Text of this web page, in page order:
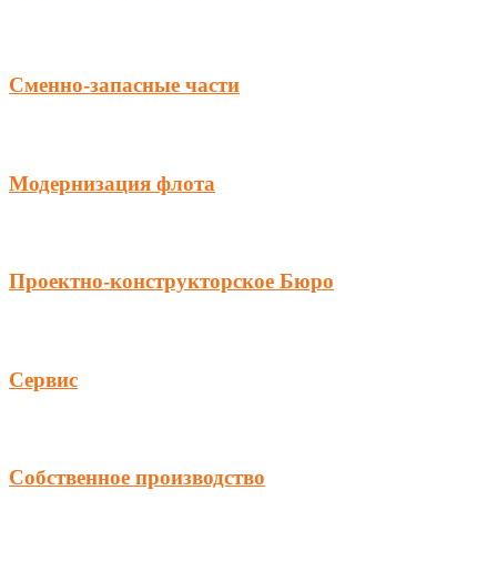
Сменно-запасные части
Модернизация флота
Проектно-конструкторское Бюро
Сервис
Собственное производство